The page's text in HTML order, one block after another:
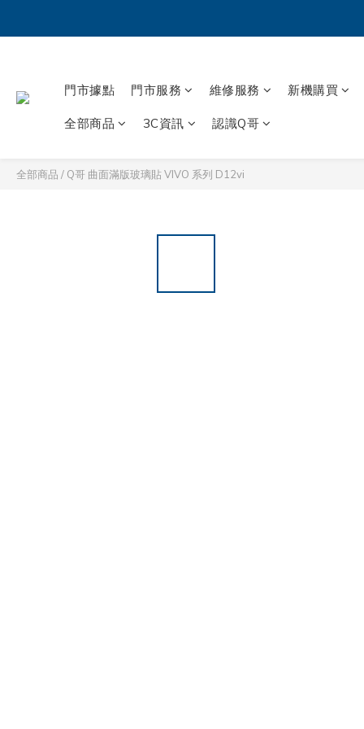
門市據點 門市服務 維修服務 新機購買
全部商品 3C資訊 認識Q哥
全部商品 / Q哥 曲面滿版玻璃貼 VIVO 系列 D12vi